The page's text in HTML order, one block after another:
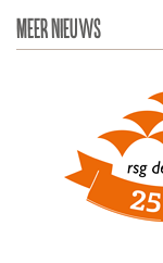
MEER NIEUWS